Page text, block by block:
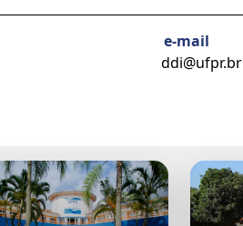
e-mail
ddi@ufpr.br